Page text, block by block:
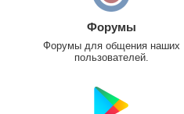
Форумы
Форумы для общения наших
пользователей.